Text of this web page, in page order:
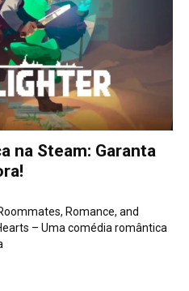
na Steam: Garanta
Romance, and
– Uma comédia romântica